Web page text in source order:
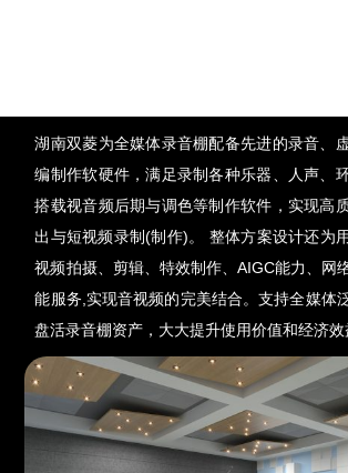
湖南双菱为全媒体录音棚配备先进的录音、
编制作软硬件，满足录制各种乐器、人声、
搭载视音频后期与调色等制作软件，实现高
出与短视频录制(制作)。 整体方案设计还为
视频拍摄、剪辑、特效制作、AIGC能力、网
能服务,实现音视频的完美结合。支持全媒体
盘活录音棚资产，大大提升使用价值和经济效